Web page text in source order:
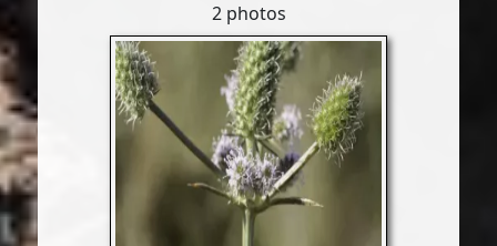
2 photos